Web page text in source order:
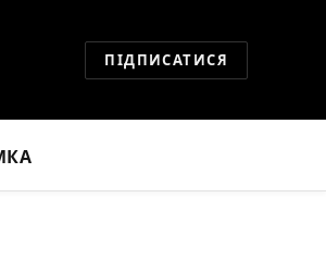
ПІДПИСАТИСЯ